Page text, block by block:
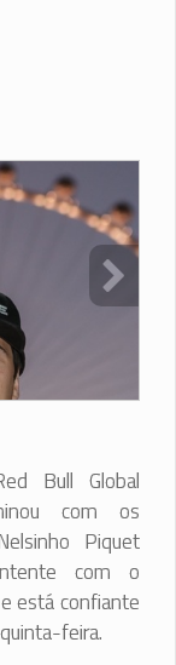
Bull Global
com os
Piquet
com o
está confiante
feira.